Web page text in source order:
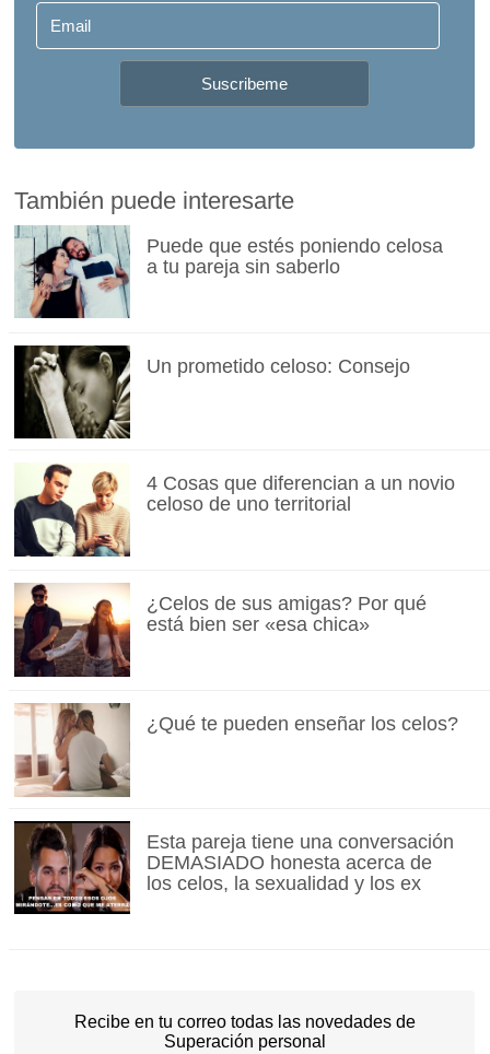
También puede interesarte
Puede que estés poniendo celosa
a tu pareja sin saberlo
Un prometido celoso: Consejo
4 Cosas que diferencian a un novio
celoso de uno territorial
¿Celos de sus amigas? Por qué
está bien ser «esa chica»
¿Qué te pueden enseñar los celos?
Esta pareja tiene una conversación
DEMASIADO honesta acerca de
los celos, la sexualidad y los ex